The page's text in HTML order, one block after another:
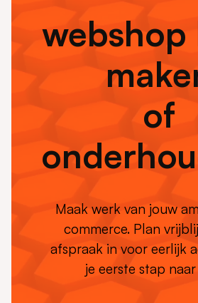
webshop
of
Maak werk van jouw
commerce. Plan
afspraak in voor eerlijk
je eerste stap